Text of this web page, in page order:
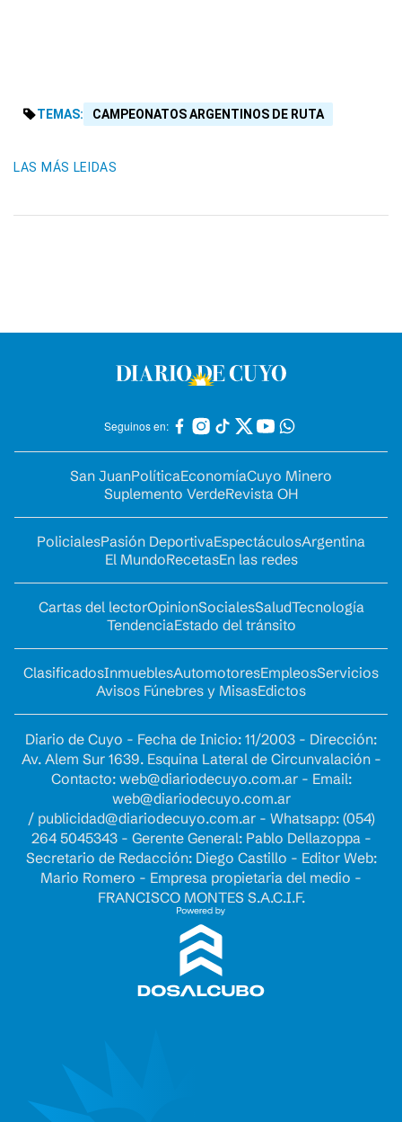
TEMAS: CAMPEONATOS ARGENTINOS DE RUTA
LAS MÁS LEIDAS
Seguinos en:
San JuanPolíticaEconomíaCuyo Minero
Suplemento VerdeRevista OH
PolicialesPasión DeportivaEspectáculosArgentina
El MundoRecetasEn las redes
Cartas del lectorOpinionSocialesSaludTecnología
TendenciaEstado del tránsito
ClasificadosInmueblesAutomotoresEmpleosServicios
Avisos Fúnebres y MisasEdictos
Diario de Cuyo - Fecha de Inicio: 11/2003 - Dirección:
Av. Alem Sur 1639. Esquina Lateral de Circunvalación -
Contacto: web@diariodecuyo.com.ar- Email:
web@diariodecuyo.com.ar
/ publicidad@diariodecuyo.com.ar- Whatsapp: (054)
264 5045343 - Gerente General: Pablo Dellazoppa -
Secretario de Redacción: Diego Castillo - Editor Web:
Mario Romero - Empresa propietaria del medio -
FRANCISCO MONTES S.A.C.I.F.